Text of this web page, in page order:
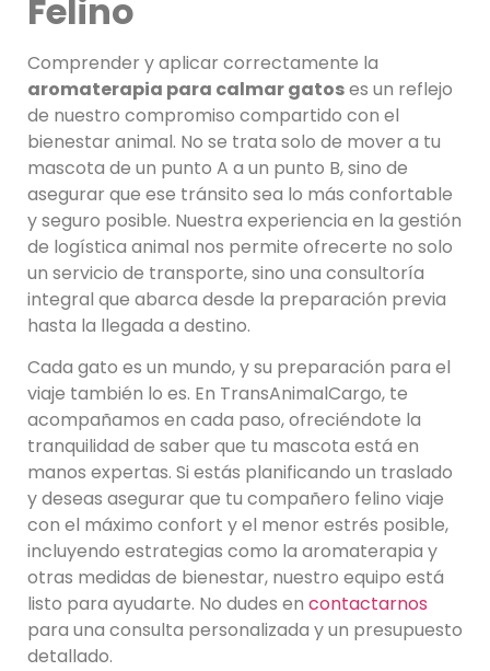
Felino
Comprender y aplicar correctamente la
aromaterapia para calmar gatoses un reflejo
de nuestro compromiso compartido con el
bienestar animal. No se trata solo de mover a tu
mascota de un punto A a un punto B, sino de
asegurar que ese tránsito sea lo más confortable
y seguro posible. Nuestra experiencia en la gestión
de logística animal nos permite ofrecerte no solo
un servicio de transporte, sino una consultoría
integral que abarca desde la preparación previa
hasta la llegada a destino.
Cada gato es un mundo, y su preparación para el
viaje también lo es. En TransAnimalCargo, te
acompañamos en cada paso, ofreciéndote la
tranquilidad de saber que tu mascota está en
manos expertas. Si estás planificando un traslado
y deseas asegurar que tu compañero felino viaje
con el máximo confort y el menor estrés posible,
incluyendo estrategias como la aromaterapia y
otras medidas de bienestar, nuestro equipo está
listo para ayudarte. No dudes en contactarnos
para una consulta personalizada y un presupuesto
detallado.